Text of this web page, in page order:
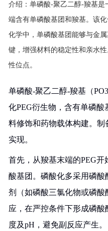
介绍： 单磷酸-聚乙二醇-羧基是
端含有单磷酸基团和羧基。该
化学中，单磷酸基团能够与金
键，增强材料的稳定性和亲水
性位点。
单磷酸-聚乙二醇-羧基（
化PEG衍生物，含有单磷
料修饰和药物载体构建。
实现。
首先，从羧基末端的PEG
酸基团。磷酸化多采用磷
剂（如磷酸三氯化物或磷酸
应，在严控条件下形成磷
度及pH，避免副反应产生。